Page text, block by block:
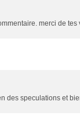
merci de
des speculations et